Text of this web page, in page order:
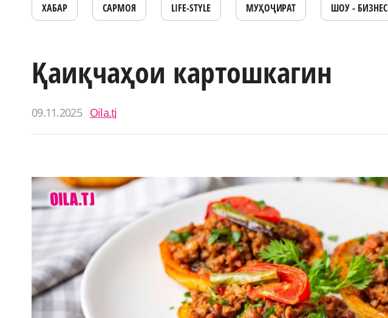
ХАБАР САРМОЯ LIFE-STYLE МУҲОҶИРАТ ШОУ - БИЗНЕС
Қаиқчаҳои картошкагин
09.11.2025 Oila.tj